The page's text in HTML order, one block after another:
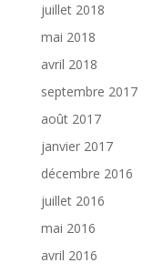
juillet 2018
mai 2018
avril 2018
septembre 2017
août 2017
janvier 2017
décembre 2016
juillet 2016
mai 2016
avril 2016